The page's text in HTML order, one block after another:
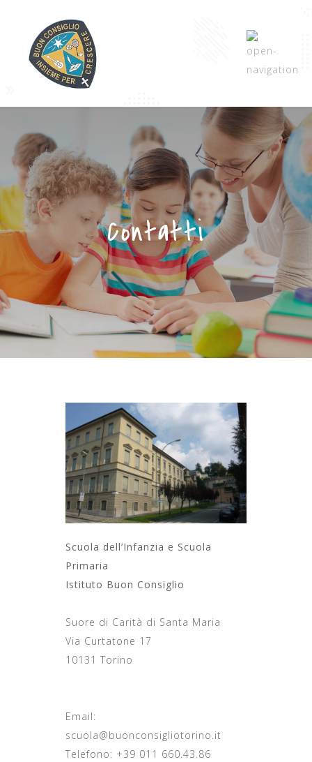
Contatti
Scuola dell’Infanzia e Scuola
Primaria
Istituto Buon Consiglio
Suore di Carità di Santa Maria
Via Curtatone 17
10131 Torino
Email:
scuola@buonconsigliotorino.it
Telefono: +39 011 660.43.86